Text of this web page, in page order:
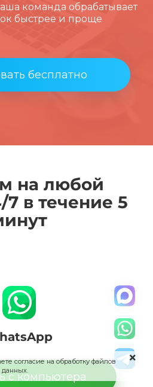
команда обрабатывает
быстрее и проще
бесплатно
на любой
7 в течение 5
с компьютера
согласие на обработку файлов
данных.